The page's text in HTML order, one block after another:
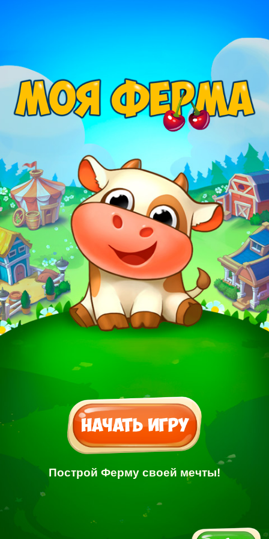
Построй Ферму своей мечты!